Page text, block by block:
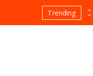
Trending Los imperios más ricos gracias al comercio antes de la era industrial